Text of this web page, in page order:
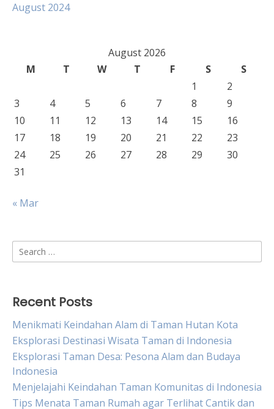
August 2024
August 2026
M
T W T F S
S
1
2
3
4 5 6 7 8
9
10
11 12 13 14 15
16
17
18 19 20 21 22
23
24
25 26 27 28 29
30
31
« Mar
Search
for:
Recent Posts
Menikmati Keindahan Alam di Taman Hutan Kota
Eksplorasi Destinasi Wisata Taman di Indonesia
Eksplorasi Taman Desa: Pesona Alam dan Budaya
Indonesia
Menjelajahi Keindahan Taman Komunitas di Indonesia
Tips Menata Taman Rumah agar Terlihat Cantik dan